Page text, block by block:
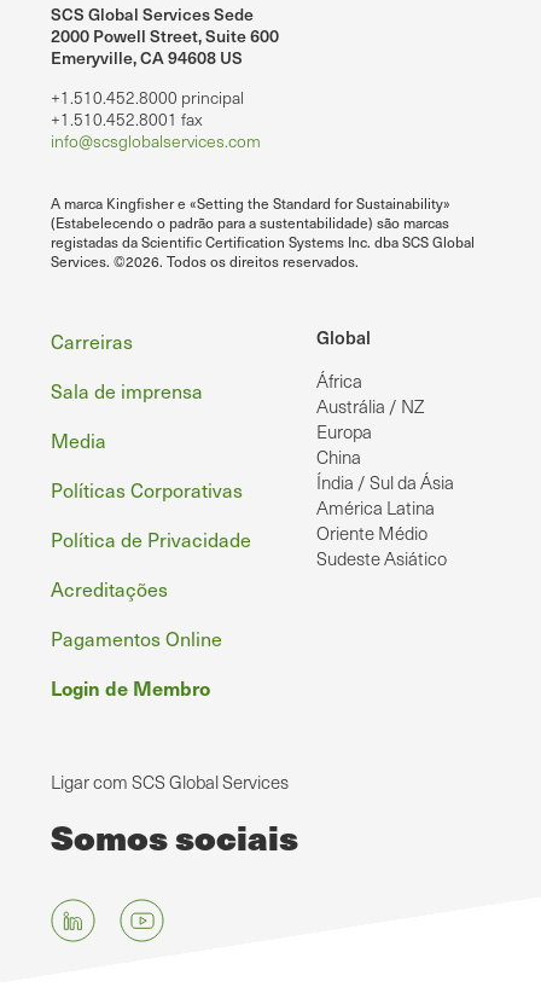
SCS Global Services Sede
2000 Powell Street, Suite 600
Emeryville, CA 94608 US
+1.510.452.8000 principal
+1.510.452.8001 fax
info@scsglobalservices.com
A marca Kingfisher e «Setting the Standard for Sustainability»
(Estabelecendo o padrão para a sustentabilidade) são marcas
registadas da Scientific Certification Systems Inc. dba SCS Global
Services. ©2026. Todos os direitos reservados.
Global
África
Austrália / NZ
Europa
China
Índia / Sul da Ásia
América Latina
Oriente Médio
Sudeste Asiático
Rodapé
Carreiras
Sala de imprensa
Media
Políticas Corporativas
Política de Privacidade
Acreditações
Pagamentos Online
Login de Membro
Ligar com SCS Global Services
Somos sociais